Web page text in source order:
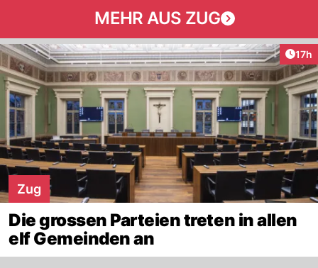
MEHR AUS ZUG
17h
Zug
Die grossen Parteien treten in allen
elf Gemeinden an